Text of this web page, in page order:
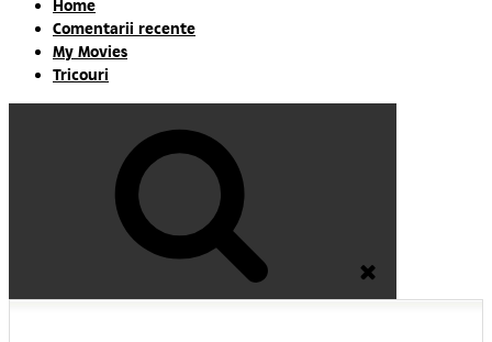
Home
Comentarii recente
My Movies
Tricouri